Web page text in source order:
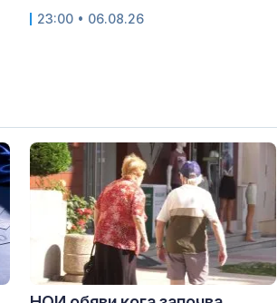
23:00 • 06.08.26